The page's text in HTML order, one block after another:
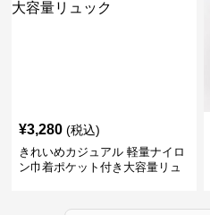
¥3,280 (税込)
きれいめカジュアル 軽量ナイロ
ン巾着ポケット付き大容量リュ